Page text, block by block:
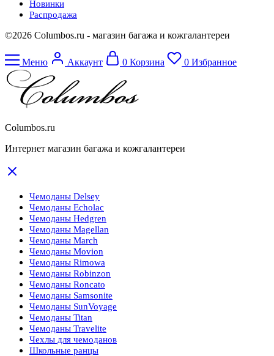
Новинки
Распродажа
©2026 Columbos.ru - магазин багажа и кожгалантереи
Меню Аккаунт 0 Корзина 0 Избранное
Columbos.ru
Интернет магазин багажа и кожгалантереи
Чемоданы Delsey
Чемоданы Echolac
Чемоданы Hedgren
Чемоданы Magellan
Чемоданы March
Чемоданы Movion
Чемоданы Rimowa
Чемоданы Robinzon
Чемоданы Roncato
Чемоданы Samsonite
Чемоданы SunVoyage
Чемоданы Titan
Чемоданы Travelite
Чехлы для чемоданов
Школьные ранцы